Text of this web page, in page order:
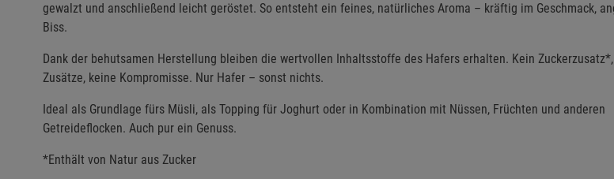
gewalzt und anschließend leicht geröstet. So entsteht ein feines, natürliches Aroma – kräftig im Geschmack,
Biss.
Dank der behutsamen Herstellung bleiben die wertvollen Inhaltsstoffe des Hafers erhalten. Kein
Zusätze, keine Kompromisse. Nur Hafer – sonst nichts.
Ideal als Grundlage fürs Müsli, als Topping für Joghurt oder in Kombination mit Nüssen, Früchten und anderen
Getreideflocken. Auch pur ein Genuss.
*Enthält von Natur aus Zucker